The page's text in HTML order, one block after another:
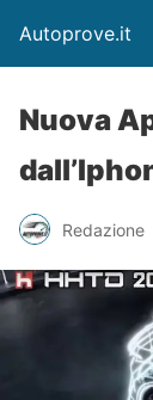
Autoprove.it
Nuova
Redazione